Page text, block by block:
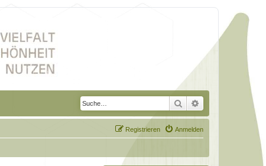
Suche Erweiterte Suche
Anmelden
Registrieren